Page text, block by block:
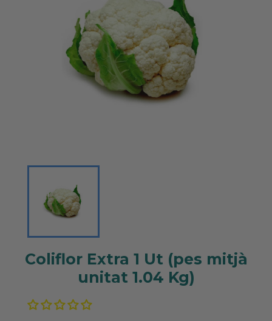
Coliflor Extra 1 Ut (pes mitjà
unitat 1.04 Kg)